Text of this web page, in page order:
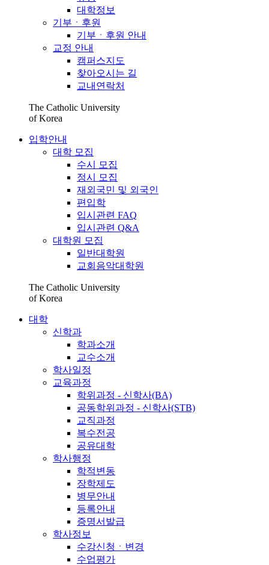
대학정보
기부ㆍ후원
기부ㆍ후원 안내
교정 안내
캠퍼스지도
찾아오시는 길
교내연락처
The Catholic University
of Korea
입학안내
대학 모집
수시 모집
정시 모집
재외국민 및 외국인
편입학
입시관련 FAQ
입시관련 Q&A
대학원 모집
일반대학원
교회음악대학원
The Catholic University
of Korea
대학
신학과
학과소개
교수소개
학사일정
교육과정
학위과정 - 신학사(BA)
공동학위과정 - 신학사(STB)
교직과정
복수전공
공유대학
학사행정
학적변동
장학제도
병무안내
등록안내
증명서발급
학사정보
수강신청ㆍ변경
수업평가